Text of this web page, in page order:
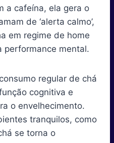
a cafeína, ela gera o
de ‘alerta calmo’,
em regime de home
performance mental.
regular de chá
cognitiva e
o envelhecimento.
tranquilos, como
se torna o